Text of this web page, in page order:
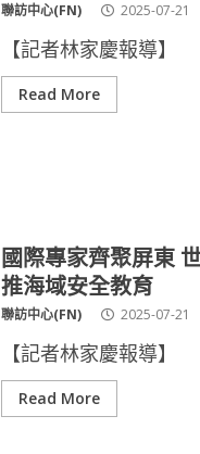
聯訪中心(FN) 2025-07-21
【記者林家慶報導
Read More
國際專家齊聚屏東
推海域安全教育
聯訪中心(FN) 2025-07-21
【記者林家慶報導
Read More